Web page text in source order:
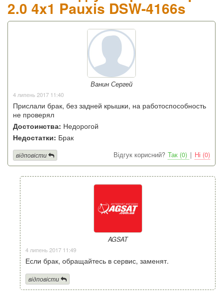
2.0 4x1 Pauxis DSW-4166s
Ванин Сергей
4 липень 2017 11:40
Прислали брак, без задней крышки, на работоспособность
не проверял
Достоинства: Недорогой
Недостатки: Брак
Відгук корисний? Так (0) | Ні (0)
відповісти
AGSAT
4 липень 2017 11:49
Если брак, обращайтесь в сервис, заменят.
відповісти